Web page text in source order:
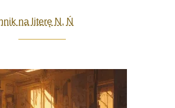
na literę N, Ń